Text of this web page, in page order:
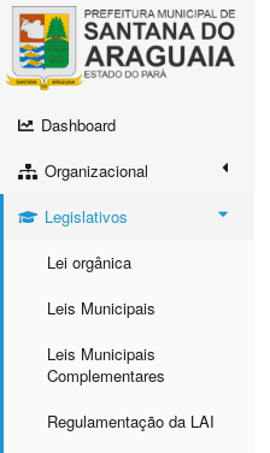
Dashboard
Organizacional
Legislativos
Lei orgânica
Leis Municipais
Leis Municipais
Complementares
Regulamentação da LAI